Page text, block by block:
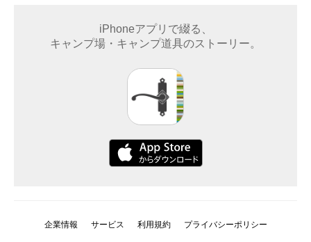
iPhoneアプリで綴る、
キャンプ場・キャンプ道具のストーリー。
企業情報 サービス 利用規約 プライバシーポリシー